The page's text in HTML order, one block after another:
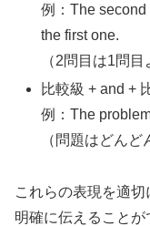
例：The
the first one.
（2問目は1問
比較級 + and +
例：The
（問題はどんど
これらの表現を適
明確に伝えることが